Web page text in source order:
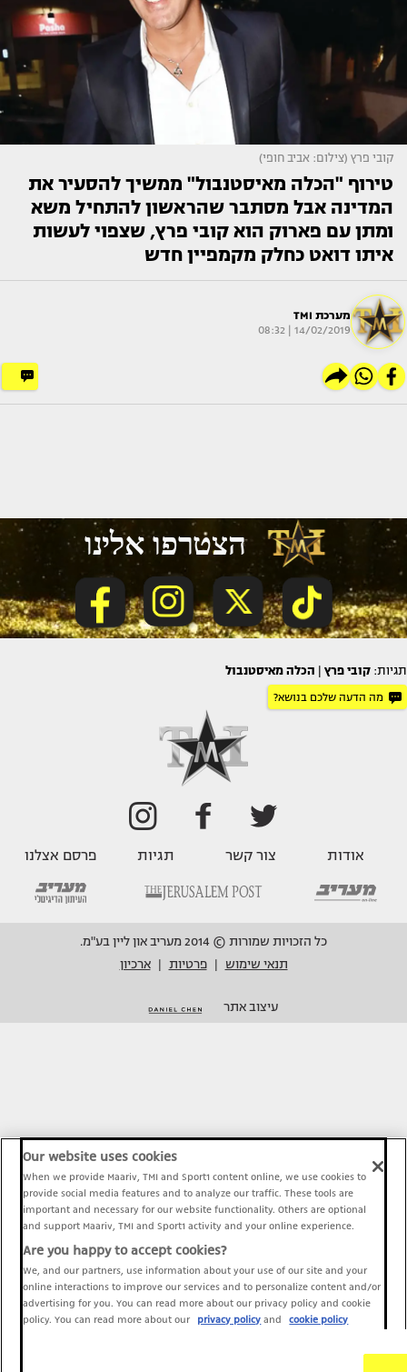
קובי פרץ (צילום: אביב חופי)
טירוף "הכלה מאיסטנבול" ממשיך להסעיר את
המדינה אבל מסתבר שהראשון להתחיל משא
ומתן עם פארוק הוא קובי פרץ, שצפוי לעשות
איתו דואט כחלק מקמפיין חדש
מערכת TMI
14/02/2019 | 08:32
תגיות: קובי פרץ הכלה מאיסטנבול
מה הדעה שלכם בנושא?
אודות צור קשר תגיות פרסם אצלנו
כל הזכויות שמורות © 2014 מעריב און ליין בע"מ.
תנאי שימוש
פרטיות ארכיון
עיצוב אתר
Our website uses cookies
When we provide Maariv, TMI and Sport1 content online, we use cookies to
provide social media features and to analyze our traffic. These tools are
important and necessary for our website functionality. Others are optional
and support Maariv, TMI and Sport1 activity and your online experience.
Are you happy to accept cookies?
We, and our partners, use information about your use of our site and your
online interactions to improve our services and to personalize content and/or
advertising for you. You can read more about our privacy policy and cookie
policy. You can read more about our
privacy policy and cookie policy